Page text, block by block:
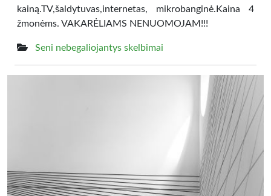
kainą.TV,šaldytuvas,internetas, mikrobanginė.Kaina 4
žmonėms. VAKARĖLIAMS NENUOMOJAM!!!
Seni nebegaliojantys skelbimai